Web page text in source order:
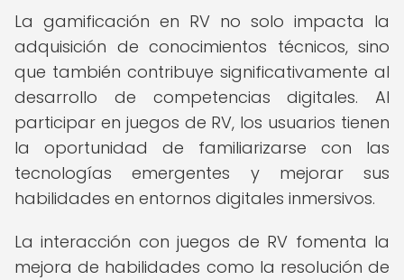
La gamificación en RV no solo impacta la
adquisición de conocimientos técnicos, sino
que también contribuye significativamente al
desarrollo de competencias digitales. Al
participar en juegos de RV, los usuarios tienen
la oportunidad de familiarizarse con las
tecnologías emergentes y mejorar sus
habilidades en entornos digitales inmersivos.
La interacción con juegos de RV fomenta la
mejora de habilidades como la resolución de